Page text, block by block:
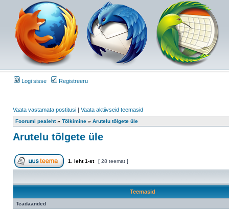
Logi sisse Registreeru
Vaata vastamata postitusi | Vaata aktiivseid teemasid
Foorumi pealeht» Tõlkimine » Arutelu tõlgete üle
Arutelu tõlgete üle
1 . leht1-st [ 28 teemat ]
Teemasid
Teadaanded